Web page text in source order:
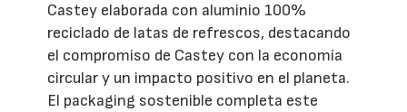
Castey elaborada con aluminio 100%
reciclado de latas de refrescos, destacando
el compromiso de Castey con la economía
circular y un impacto positivo en el planeta.
El packaging sostenible completa este